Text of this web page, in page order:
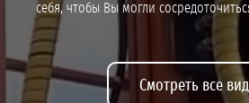
себя, чтобы Вы могли
Смотреть все